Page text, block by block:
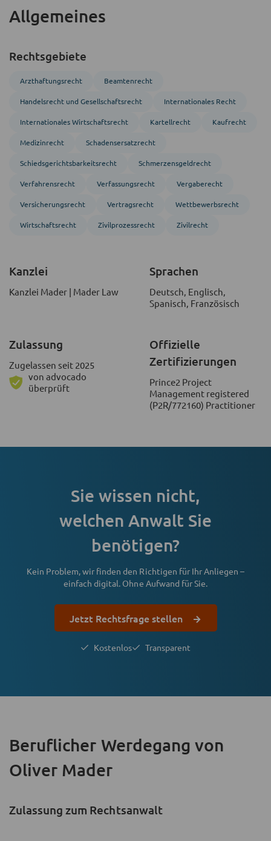
Allgemeines
Rechtsgebiete
Arzthaftungsrecht Beamten­recht
Handels­recht und Gesellschafts­recht Inter­nationales Recht
Inter­nationales Wirtschafts­recht Kartellrecht Kaufrecht
Medizinrecht Schadensersatzrecht
Schiedsgerichts­barkeitsrecht Schmerzensgeldrecht
Verfahrens­recht Verfassungs­recht Vergabe­recht
Versicherungsrecht Vertragsrecht Wettbewerbsrecht
Wirtschaftsrecht Zivil­prozess­recht Zivil­recht
Kanzlei
Kanzlei Mader | Mader Law
Sprachen
Deutsch, Englisch,
Spanisch, Französisch
Zulassung
Zugelassen seit 2025
von advocado
überprüft
Offizielle
Zertifizierungen
Prince2 Project
Management registered
(P2R/772160) Practitioner
Sie wissen nicht,
welchen Anwalt Sie
benötigen?
Kein Problem, wir finden den Richtigen für Ihr Anliegen –
einfach digital. Ohne Aufwand für Sie.
Jetzt Rechtsfrage stellen
Kostenlos Transparent
Beruflicher Werdegang von
Oliver Mader
Zulassung zum Rechtsanwalt